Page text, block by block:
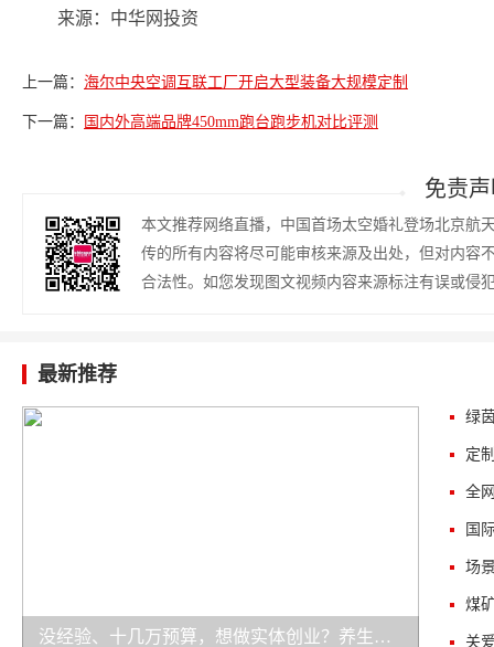
来源：中华网投资
上一篇： 海尔中央空调互联工厂开启大型装备大规模定制
下一篇： 国内外高端品牌450mm跑台跑步机对比评测
免责
本文推荐网络直播，中国首场太空婚礼登场北京航
传的所有内容将尽可能审核来源及出处，但对内容
合法性。如您发现图文视频内容来源标注有误或侵
最新推荐
没经验、十几万预算，想做实体创业？养生加盟是务实之选！